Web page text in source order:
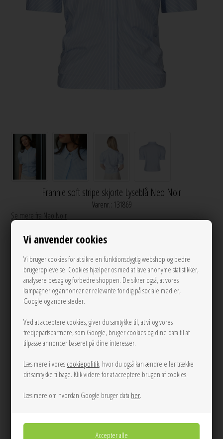
Vi anvender cookies
Vi bruger cookies for at sikre en funktionsdygtig webshop og bedre
brugeroplevelse. Cookies hjælper os med at lave anonyme statistikker,
analysere besøg og forbedre shoppen. De sikrer også, at vores
kampagner og annoncer er relevante for dig på sociale medier,
Google og andre steder.
Ved at acceptere cookies, giver du samtykke til, at vi og vores
tredjepartspartnere, som Google, bruger cookies og dine data til at
tilpasse annoncer baseret på dine interesser.
Læs mere i vores cookiepolitik, hvor du også kan ændre eller trække
dit samtykke tilbage. Klik videre for at acceptere brugen af cookies.
Læs mere om hvordan Google bruger data her.
Frannie soft stripe skjorte Lyseblå Neo Noir
Varenr.: 131869
Se mere fra Neo Noir
400,00
36 38
LÆG I KURVEN
Tilføj til Ønskeskyen
Lyseblå stribet poplin skjorte fra Neo Noir med krave, skjult knaplukning,
korte let puffede ærmer, samt rynkedetaljer i siderne.
Længde: 57 cm